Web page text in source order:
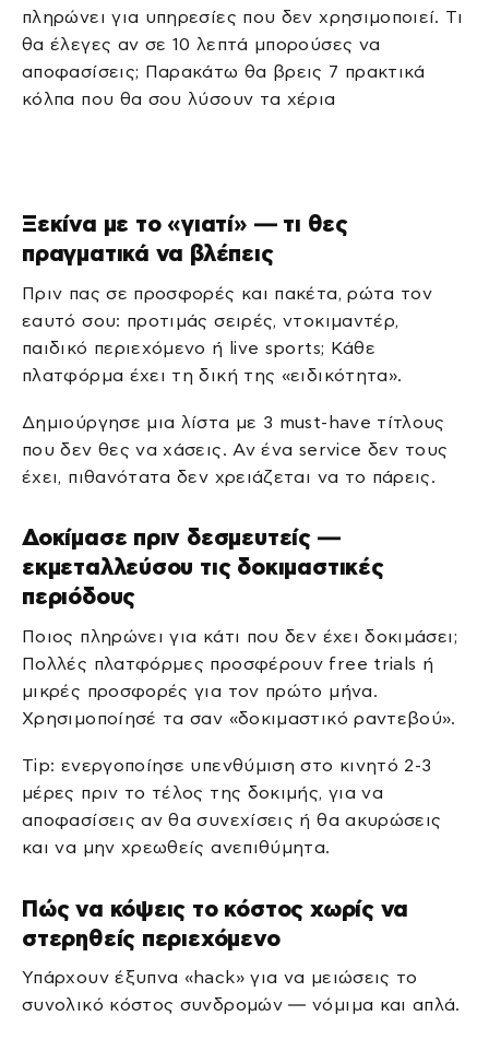
πληρώνει για υπηρεσίες που δεν χρησιμοποιεί. Τι
θα έλεγες αν σε 10 λεπτά μπορούσες να
αποφασίσεις; Παρακάτω θα βρεις 7 πρακτικά
κόλπα που θα σου λύσουν τα χέρια
Ξεκίνα με το «γιατί» — τι θες
πραγματικά να βλέπεις
Πριν πας σε προσφορές και πακέτα, ρώτα τον
εαυτό σου: προτιμάς σειρές, ντοκιμαντέρ,
παιδικό περιεχόμενο ή live sports; Κάθε
πλατφόρμα έχει τη δική της «ειδικότητα».
Δημιούργησε μια λίστα με 3 must-have τίτλους
που δεν θες να χάσεις. Αν ένα service δεν τους
έχει, πιθανότατα δεν χρειάζεται να το πάρεις.
Δοκίμασε πριν δεσμευτείς —
εκμεταλλεύσου τις δοκιμαστικές
περιόδους
Ποιος πληρώνει για κάτι που δεν έχει δοκιμάσει;
Πολλές πλατφόρμες προσφέρουν free trials ή
μικρές προσφορές για τον πρώτο μήνα.
Χρησιμοποίησέ τα σαν «δοκιμαστικό ραντεβού».
Tip: ενεργοποίησε υπενθύμιση στο κινητό 2-3
μέρες πριν το τέλος της δοκιμής, για να
αποφασίσεις αν θα συνεχίσεις ή θα ακυρώσεις
και να μην χρεωθείς ανεπιθύμητα.
Πώς να κόψεις το κόστος χωρίς να
στερηθείς περιεχόμενο
Υπάρχουν έξυπνα «hack» για να μειώσεις το
συνολικό κόστος συνδρομών — νόμιμα και απλά.